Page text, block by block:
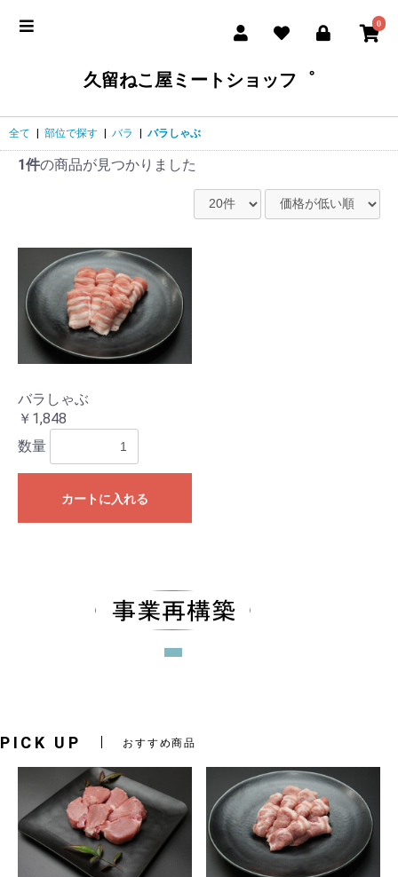
0
久留ねこ屋ミートショッフ゜
全て 部位で探す バラ バラしゃぶ
1件の商品が見つかりました
バラしゃぶ
￥1,848
数量
カートに入れる
PICK UP おすすめ商品